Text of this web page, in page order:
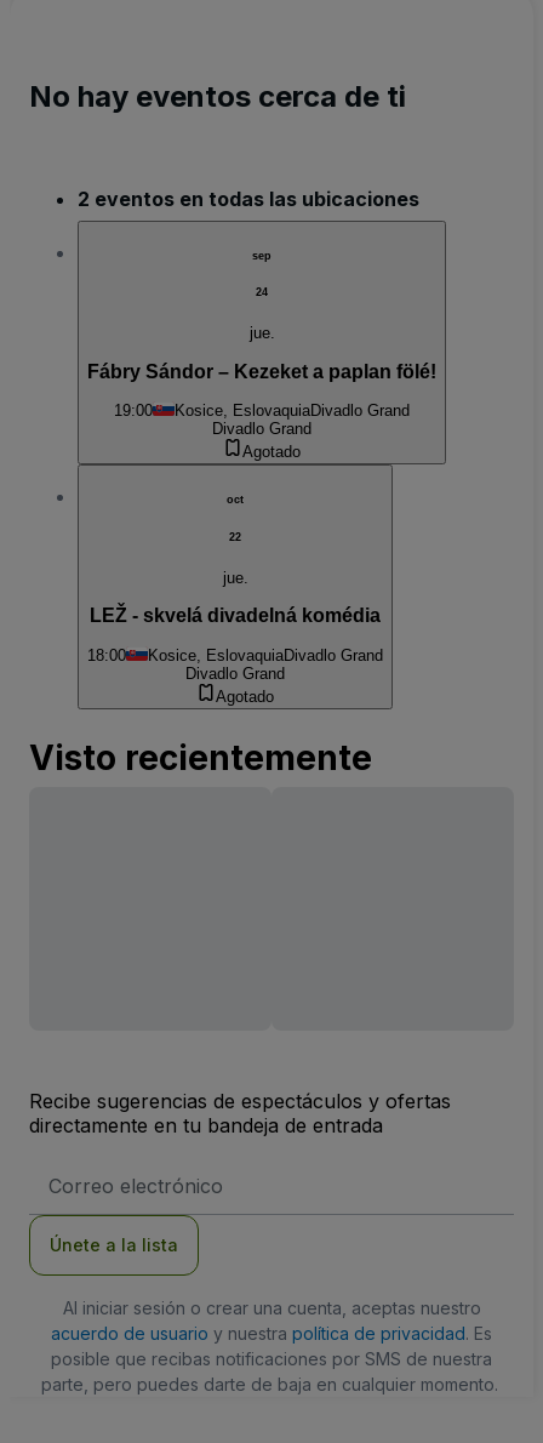
No hay eventos cerca de ti
2 eventos en todas las ubicaciones
sep
24
jue.
Fábry Sándor – Kezeket a paplan fölé!
19:00 Kosice, EslovaquiaDivadlo Grand
Divadlo Grand
Agotado
oct
22
jue.
LEŽ - skvelá divadelná komédia
18:00 Kosice, EslovaquiaDivadlo Grand
Divadlo Grand
Agotado
Visto recientemente
Recibe sugerencias de espectáculos y ofertas
directamente en tu bandeja de entrada
de
Únete a la lista
Al iniciar sesión o crear una cuenta, aceptas nuestro
acuerdo de usuario y nuestra política de privacidad. Es
posible que recibas notificaciones por SMS de nuestra
parte, pero puedes darte de baja en cualquier momento.